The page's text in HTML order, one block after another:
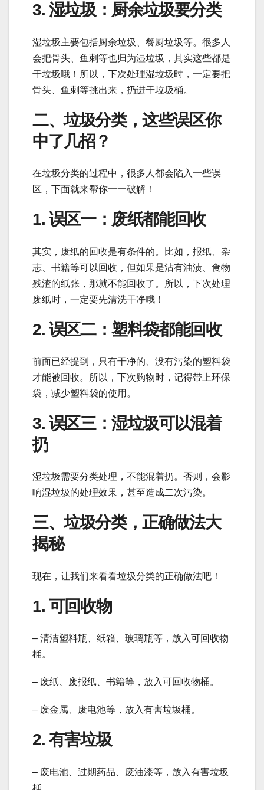
3. 湿垃圾：厨余垃圾要分类
湿垃圾主要包括厨余垃圾、餐厨垃圾等。很多人
会把骨头、鱼刺等也归为湿垃圾，其实这些都是
干垃圾哦！所以，下次处理湿垃圾时，一定要把
骨头、鱼刺等挑出来，扔进干垃圾桶。
二、垃圾分类，这些误区你
中了几招？
在垃圾分类的过程中，很多人都会陷入一些误
区，下面就来帮你一一破解！
1. 误区一：废纸都能回收
其实，废纸的回收是有条件的。比如，报纸、杂
志、书籍等可以回收，但如果是沾有油渍、食物
残渣的纸张，那就不能回收了。所以，下次处理
废纸时，一定要先清洗干净哦！
2. 误区二：塑料袋都能回收
前面已经提到，只有干净的、没有污染的塑料袋
才能被回收。所以，下次购物时，记得带上环保
袋，减少塑料袋的使用。
3. 误区三：湿垃圾可以混着
扔
湿垃圾需要分类处理，不能混着扔。否则，会影
响湿垃圾的处理效果，甚至造成二次污染。
三、垃圾分类，正确做法大
揭秘
现在，让我们来看看垃圾分类的正确做法吧！
1. 可回收物
– 清洁塑料瓶、纸箱、玻璃瓶等，放入可回收物
桶。
– 废纸、废报纸、书籍等，放入可回收物桶。
– 废金属、废电池等，放入有害垃圾桶。
2. 有害垃圾
– 废电池、过期药品、废油漆等，放入有害垃圾
桶。